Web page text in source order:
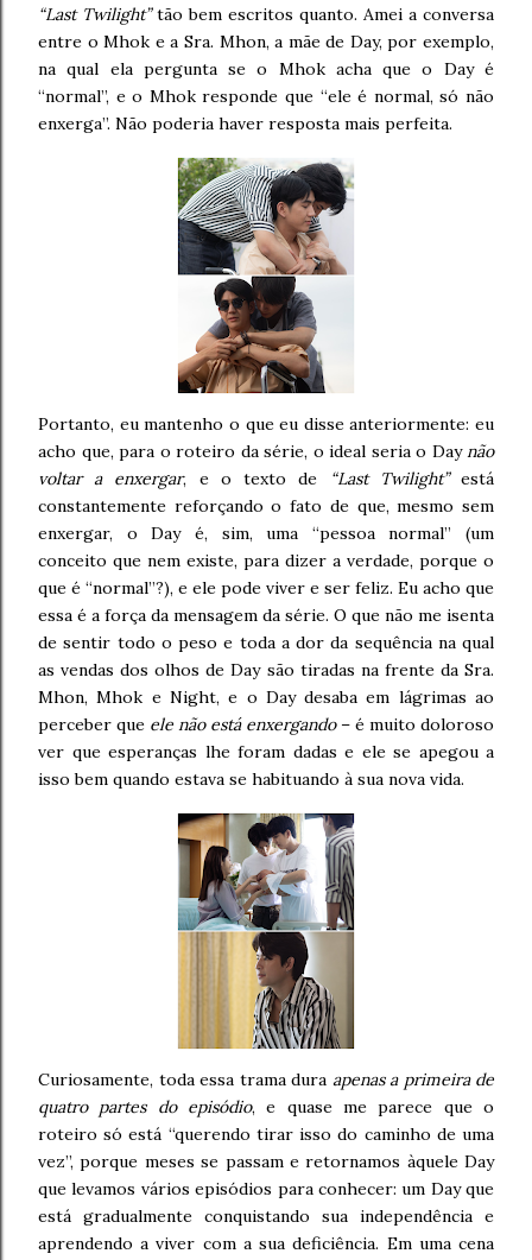
“Last Twilight”tão bem escritos quanto. Amei a conversa
entre o Mhok e a Sra. Mhon, a mãe de Day, por exemplo,
na qual ela pergunta se o Mhok acha que o Day é
“normal”, e o Mhok responde que “ele é normal, só não
enxerga”. Não poderia haver resposta mais perfeita.
Portanto, eu mantenho o que eu disse anteriormente: eu
acho que, para o roteiro da série, o ideal seria o Daynão
voltar a enxergar, e o texto de “Last Twilight”está
constantemente reforçando o fato de que, mesmo sem
enxergar, o Day é, sim, uma “pessoa normal” (um
conceito que nem existe, para dizer a verdade, porque o
que é “normal”?), e ele pode viver e ser feliz. Eu acho que
essa é a força da mensagem da série. O que não me isenta
de sentir todo o peso e toda a dor da sequência na qual
as vendas dos olhos de Day são tiradas na frente da Sra.
Mhon, Mhok e Night, e o Day desaba em lágrimas ao
perceber que ele não está enxergando– é muito doloroso
ver que esperanças lhe foram dadas e ele se apegou a
isso bem quando estava se habituando à sua nova vida.
Curiosamente, toda essa trama dura apenas a primeira de
quatro partes do episódio, e quase me parece que o
roteiro só está “querendo tirar isso do caminho de uma
vez”, porque meses se passam e retornamos àquele Day
que levamos vários episódios para conhecer: um Day que
está gradualmente conquistando sua independência e
aprendendo a viver com a sua deficiência. Em uma cena